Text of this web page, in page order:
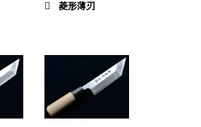
菱形薄刃